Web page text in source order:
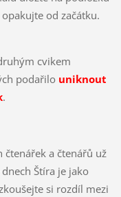
od začátku.
cvikem
podařilo uniknout
.
čtenářek a čtenářů už
Štíra je jako
si rozdíl mezi